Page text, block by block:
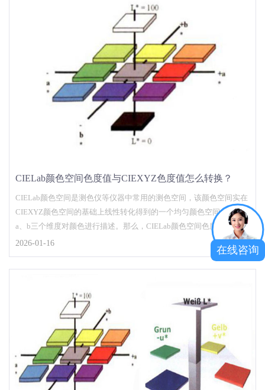
CIELab颜色空间色度值与CIEXYZ色度值怎么转换？
CIELab颜色空间是测色仪等仪器中常用的测色空间，该颜色空间实在
CIEXYZ颜色空间的基础上线性转化得到的一个均匀颜色空间，用L、
a、b三个维度对颜色进行描述。那么，CIELab颜色空间色度值与
CIEXYZ色度值怎么转换？本文为对CIELab颜色空间与CIEXYZ颜色空
间转换关系做了介绍，对此感兴趣的朋友不妨了解一下！...
2026-01-16
在线咨询